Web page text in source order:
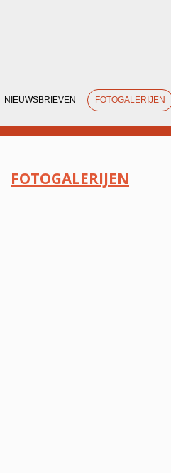
NIEUWSBRIEVEN FOTOGALERIJEN
FOTOGALERIJEN